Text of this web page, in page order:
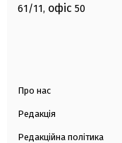
61/11, офіс 50
Про нас
Редакція
Редакційна політика